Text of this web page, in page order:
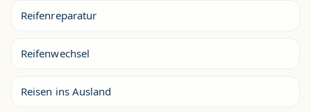
Reifenreparatur
Reifenwechsel
Reisen ins Ausland